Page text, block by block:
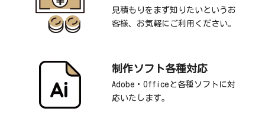
見積もりをまず知りたいというお
客様、お気軽にご利用ください。
制作ソフト各種対応
Adobe・Officeと各種ソフトに対
応いたします。